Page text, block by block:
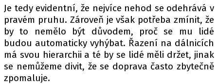
Je tedy evidentní, že nejvíce nehod se odehrává v
pravém pruhu. Zároveň je však potřeba zmínit, že
by to nemělo být důvodem, proč se mu lidé
budou automaticky vyhýbat. Řazení na dálnicích
má svou hierarchii a té by se lidé měli držet, jinak
se nemůžeme divit, že se doprava často zbytečně
zpomaluje.